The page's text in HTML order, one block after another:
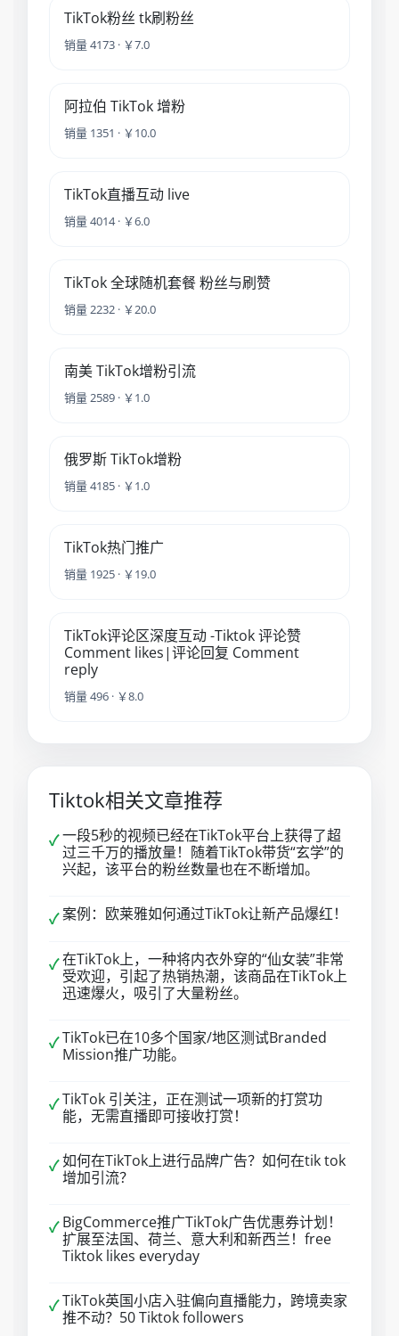
TikTok粉丝 tk刷粉丝
销量 4173 · ￥7.0
阿拉伯 TikTok 增粉
销量 1351 · ￥10.0
TikTok直播互动 live
销量 4014 · ￥6.0
TikTok 全球随机套餐 粉丝与刷赞
销量 2232 · ￥20.0
南美 TikTok增粉引流
销量 2589 · ￥1.0
俄罗斯 TikTok增粉
销量 4185 · ￥1.0
TikTok热门推广
销量 1925 · ￥19.0
TikTok评论区深度互动 -Tiktok 评论赞
Comment likes|评论回复 Comment
reply
销量 496 · ￥8.0
Tiktok相关文章推荐
✓一段5秒的视频已经在TikTok平台上获得了超
过三千万的播放量！随着TikTok带货“玄学”的
兴起，该平台的粉丝数量也在不断增加。
✓案例：欧莱雅如何通过TikTok让新产品爆红！
✓在TikTok上，一种将内衣外穿的“仙女装”非常
受欢迎，引起了热销热潮，该商品在TikTok上
迅速爆火，吸引了大量粉丝。
✓TikTok已在10多个国家/地区测试Branded
Mission推广功能。
✓TikTok 引关注，正在测试一项新的打赏功
能，无需直播即可接收打赏！
✓如何在TikTok上进行品牌广告？如何在tik tok
增加引流？
✓ BigCommerce推广TikTok广告优惠券计划！
扩展至法国、荷兰、意大利和新西兰！free
Tiktok likes everyday
✓TikTok英国小店入驻偏向直播能力，跨境卖家
推不动？50 Tiktok followers